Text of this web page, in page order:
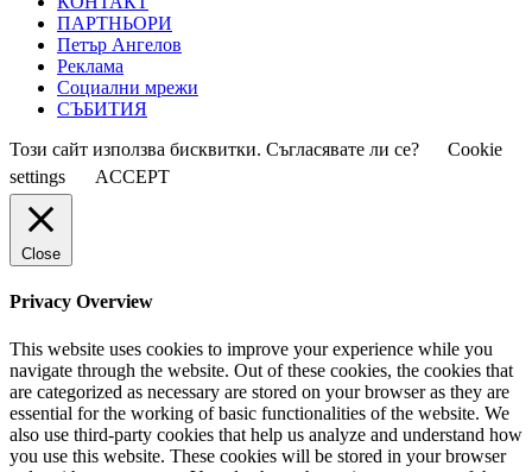
ПАРТНЬОРИ
Петър Ангелов
Реклама
Социални мрежи
СЪБИТИЯ
Този сайт използва бисквитки. Съгласявате ли се?
Cookie
settings
ACCEPT
Close
Privacy Overview
This website uses cookies to improve your experience while you
navigate through the website. Out of these cookies, the cookies that
are categorized as necessary are stored on your browser as they are
essential for the working of basic functionalities of the website. We
also use third-party cookies that help us analyze and understand how
you use this website. These cookies will be stored in your browser